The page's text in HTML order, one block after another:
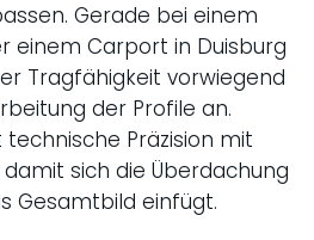
Gerade bei einem
einem Carport in Duisburg
Tragfähigkeit vorwiegend
der Profile an.
Präzision mit
sich die Überdachung
Gesamtbild einfügt.